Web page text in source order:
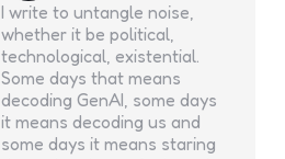
I write to untangle noise,
whether it be political,
technological, existential.
Some days that means
decoding GenAI, some days
it means decoding us and
some days it means staring